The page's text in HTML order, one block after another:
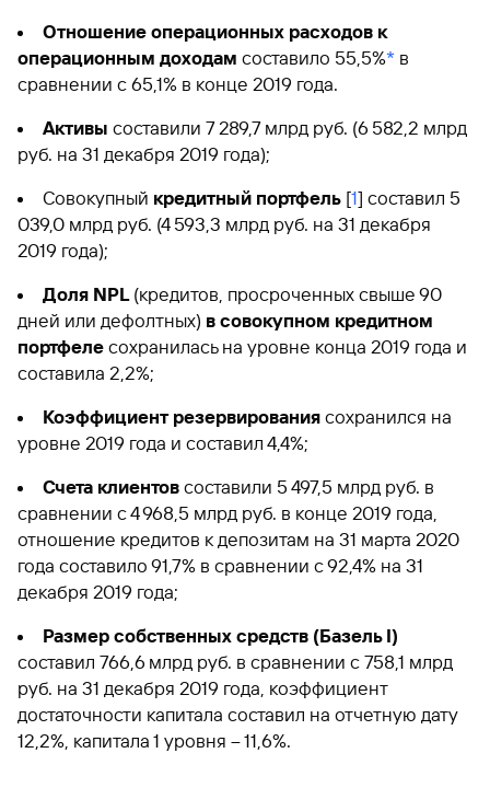
Отношение операционных расходов к
операционным доходам составило 55,5%* в
сравнении с 65,1% в конце 2019 года.
Активы составили 7 289,7 млрд руб. (6 582,2 млрд
руб. на 31 декабря 2019 года);
Совокупный кредитный портфель [1] составил 5
039,0 млрд руб. (4 593,3 млрд руб. на 31 декабря
2019 года);
Доля NPL (кредитов, просроченных свыше 90
дней или дефолтных) в совокупном кредитном
портфеле сохранилась на уровне конца 2019 года и
составила 2,2%;
Коэффициент резервирования сохранился на
уровне 2019 года и составил 4,4%;
Счета клиентов составили 5 497,5 млрд руб. в
сравнении с 4 968,5 млрд руб. в конце 2019 года,
отношение кредитов к депозитам на 31 марта 2020
года составило 91,7% в сравнении с 92,4% на 31
декабря 2019 года;
Размер собственных средств (Базель I)
составил 766,6 млрд руб. в сравнении с 758,1 млрд
руб. на 31 декабря 2019 года, коэффициент
достаточности капитала составил на отчетную дату
12,2%, капитала 1 уровня – 11,6%.